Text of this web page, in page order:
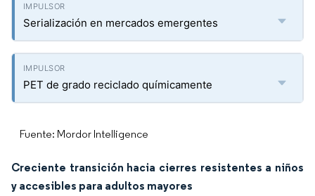
Serialización en mercados emergentes
PET de grado reciclado químicamente
Fuente: Mordor Intelligence
Creciente transición hacia cierres resistentes a niños
y accesibles para adultos mayores